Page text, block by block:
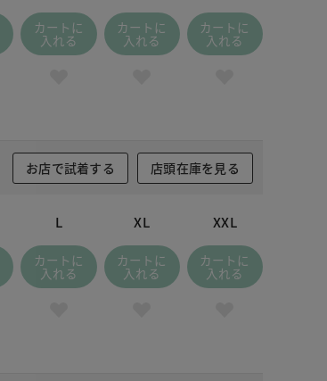
カートに
入れる
カートに
入れる
カートに
入れる
お店で試着する 店頭在庫を見る
L
カートに
入れる
XL
カートに
入れる
XXL
カートに
入れる